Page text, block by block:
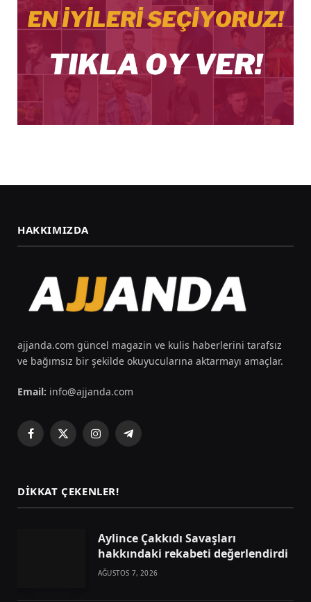
HAKKIMIZDA
ajjanda.com güncel magazin ve kulis haberlerini tarafsız
ve bağımsız bir şekilde okuyucularına aktarmayı amaçlar.
Email: info@ajjanda.com
Facebook
X
InstagramTelegram
DIKKAT ÇEKENLER!
Aylince Çakkıdı Savaşları
hakkındaki rekabeti değerlendirdi
AĞUSTOS 7, 2026